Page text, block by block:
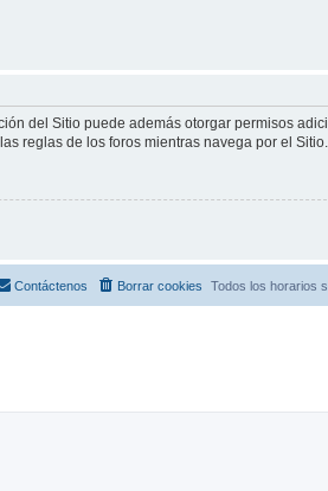
del Sitio puede además otorgar permisos
reglas de los foros mientras navega por el Sitio.
Todos los horarios
Borrar cookies
Contáctenos